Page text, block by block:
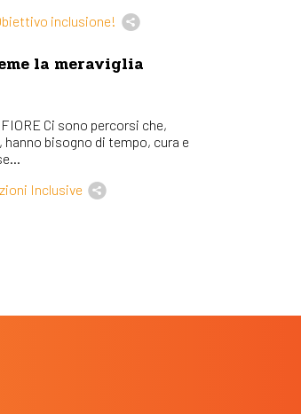
inclusione!
la meraviglia
Ci sono percorsi che,
bisogno di tempo, cura e
Inclusive